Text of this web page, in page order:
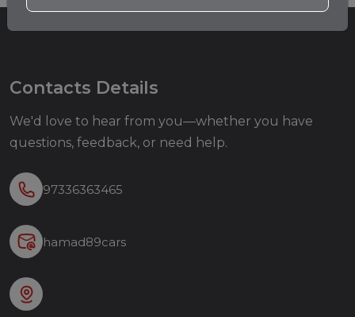
Contacts Details
We'd love to hear from you—whether you have
questions, feedback, or need help.
97336363465
hamad89cars